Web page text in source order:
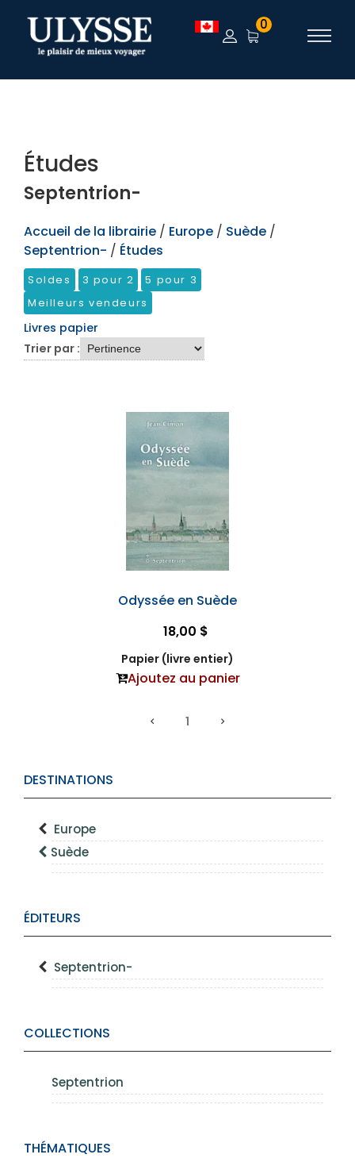
TEST 0
DESTINATIONS
Europe
Suède
ÉDITEURS
Septentrion-
COLLECTIONS
Septentrion
THÉMATIQUES
Études
Septentrion-
Accueil de la librairie / Europe / Suède /
Septentrion- / Études
Soldes 3 pour 2
5 pour 3
Meilleurs vendeurs
Livres papier
Trier par :
Odyssée en Suède
18,00 $
Papier (livre entier)
Ajoutez au panier
1